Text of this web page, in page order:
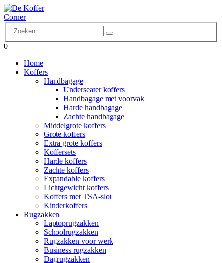
0
Home
Koffers
Handbagage
Underseater koffers
Handbagage met voorvak
Harde handbagage
Zachte handbagage
Middelgrote koffers
Grote koffers
Extra grote koffers
Koffersets
Harde koffers
Zachte koffers
Expandable koffers
Lichtgewicht koffers
Koffers met TSA-slot
Kinderkoffers
Rugzakken
Laptoprugzakken
Schoolrugzakken
Rugzakken voor werk
Business rugzakken
Dagrugzakken